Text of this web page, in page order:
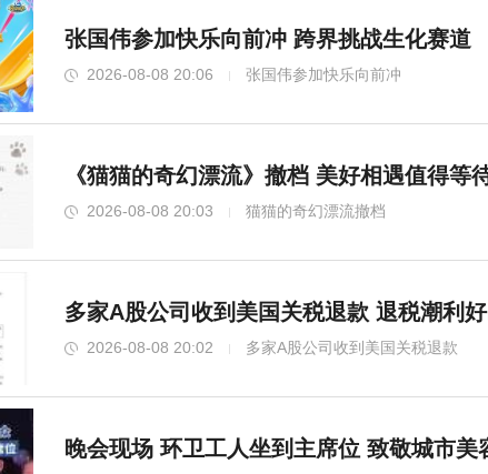
张国伟参加快乐向前冲 跨界挑战生化赛道
2026-08-08 20:06 张国伟参加快乐向前冲
《猫猫的奇幻漂流》撤档 美好相遇值得等
2026-08-08 20:03 猫猫的奇幻漂流撤档
多家A股公司收到美国关税退款 退税潮利
2026-08-08 20:02 多家A股公司收到美国关税退款
晚会现场 环卫工人坐到主席位 致敬城市美